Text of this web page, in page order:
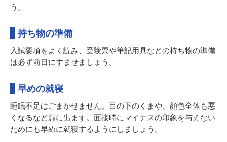
う。
持ち物の準備
入試要項をよく読み、受験票や筆記用具などの持ち物の準備
は必ず前日にすませましょう。
早めの就寝
睡眠不足はごまかせません。目の下のくまや、顔色全体も悪
くなるなど顔に出ます。面接時にマイナスの印象を与えない
ためにも早めに就寝するようにしましょう。